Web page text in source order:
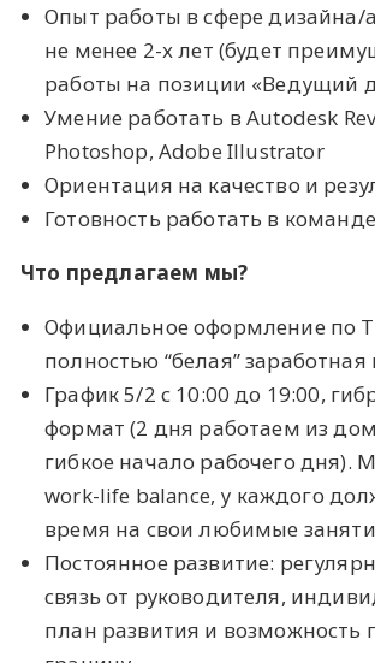
Опыт работы в сфере дизайна/
не менее 2-х лет (будет
работы на позиции «Ведущий
Умение работать в Autodesk
Photoshop, Adobe Illustrator
Ориентация на качество и
Готовность работать в команде
Что предлагаем мы?
Официальное оформление по
полностью “белая” заработная
График 5/2 с 10:00 до 19:00,
формат (2 дня работаем из
гибкое начало рабочего дня).
work-life balance, у каждого
время на свои любимые
Постоянное развитие:
связь от руководителя,
план развития и возможность